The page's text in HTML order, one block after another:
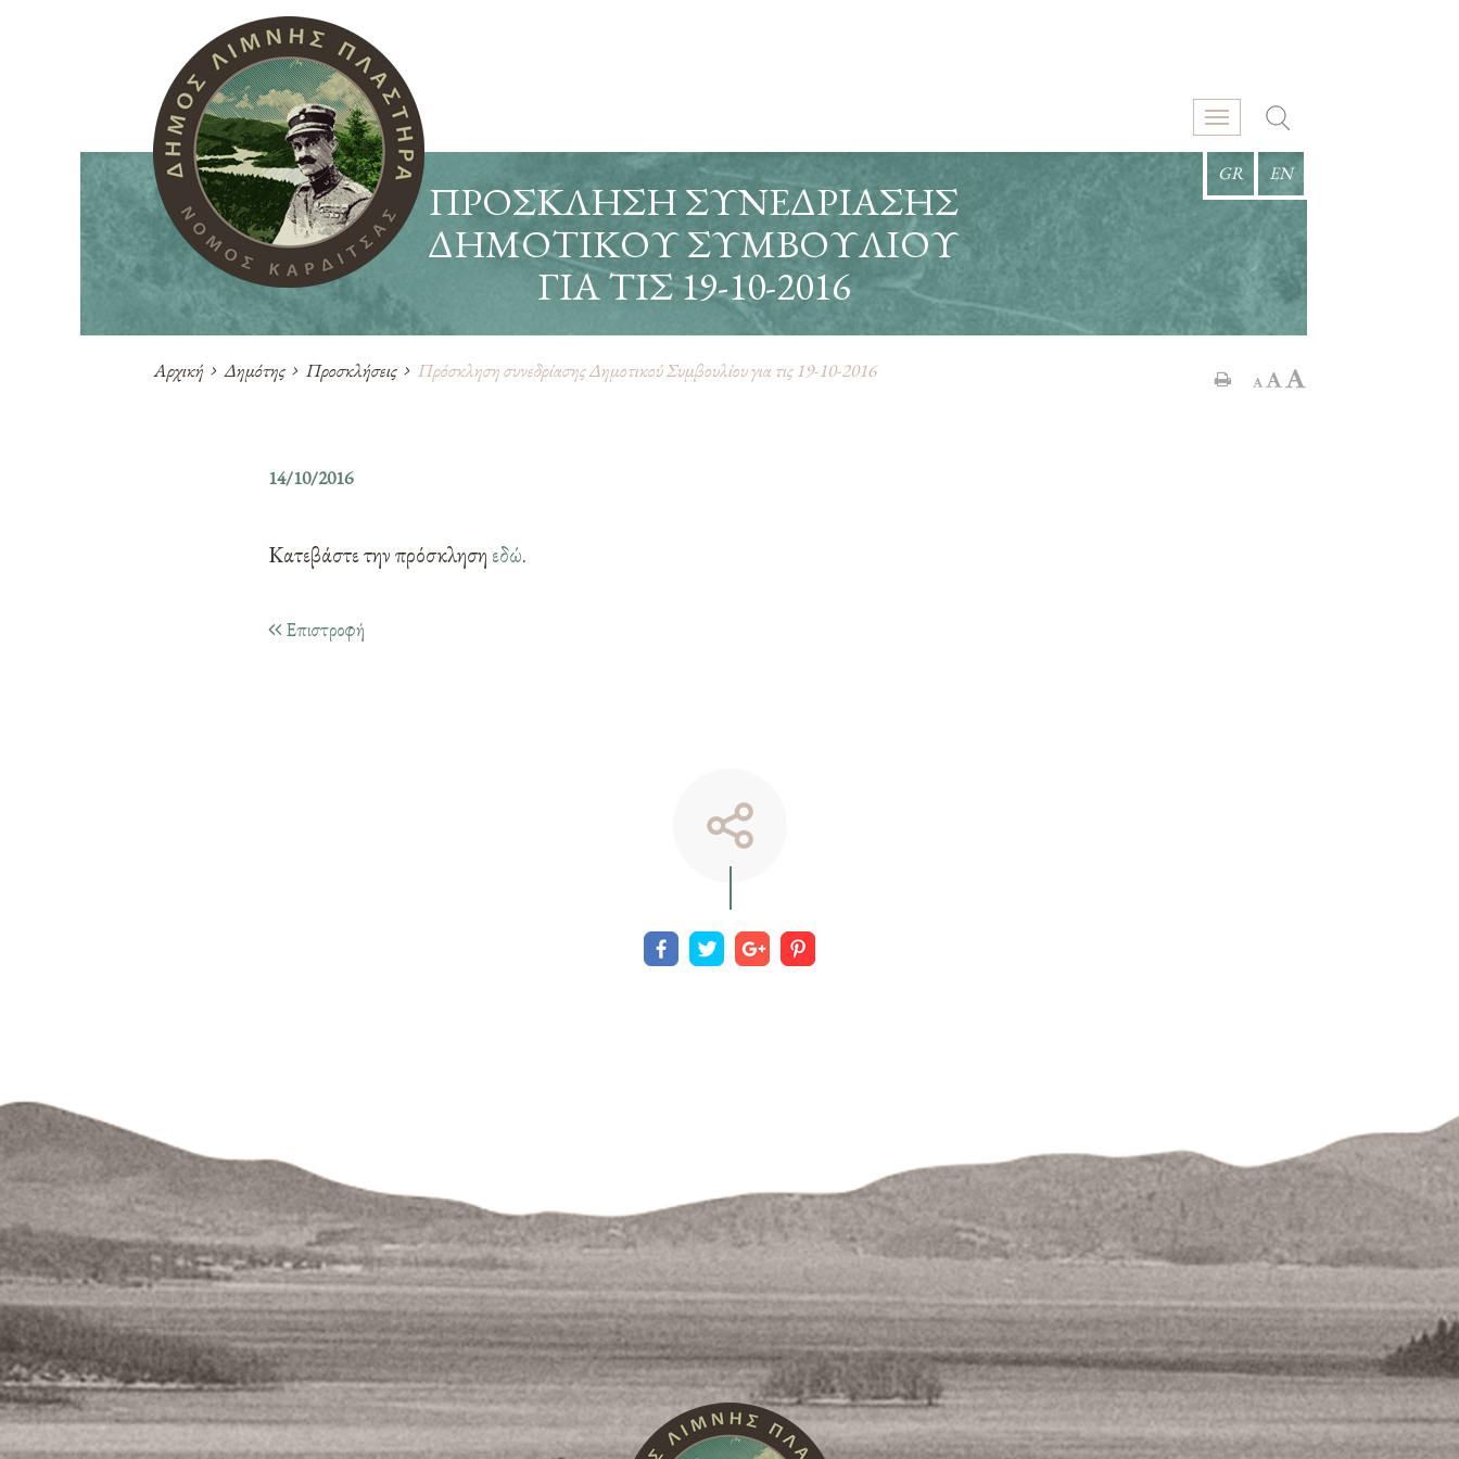
GR EN
ΠΡΌΣΚΛΗΣΗ ΣΥΝΕΔΡΊΑΣΗΣ
ΔΗΜΟΤΙΚΟΎ ΣΥΜΒΟΥΛΊΟΥ
ΓΙΑ ΤΙΣ 19-10-2016
Αρχική Δημότης Προσκλήσεις Πρόσκληση συνεδρίασης Δημοτικού Συμβουλίου για τις 19-10-2016
14/10/2016
Κατεβάστε την πρόσκληση εδώ.
Επιστροφή